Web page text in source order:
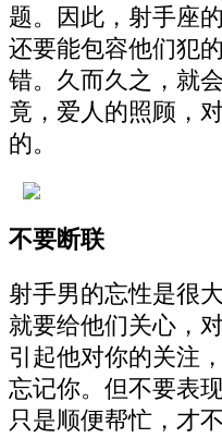
题。因此，射手座
还要能包容他们犯
错。久而久之，就
竟，爱人的照顾，
的。
不要断联
射手男的忘性是很
就要给他们关心，
引起他对你的关注
忘记你。但不要表
只是顺便帮忙，才